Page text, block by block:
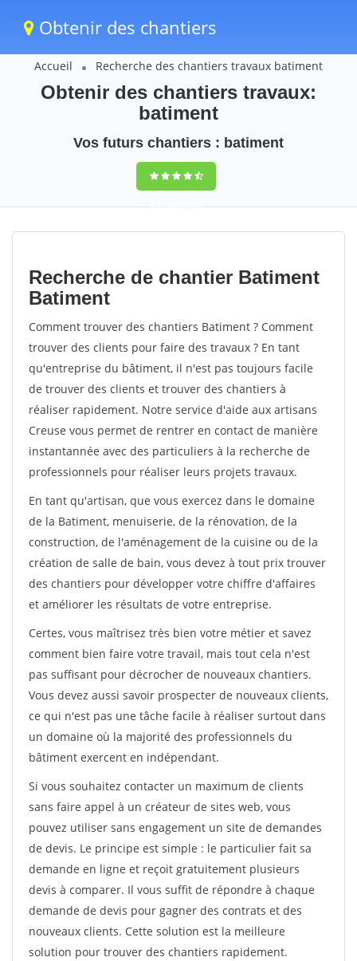
Obtenir des chantiers
Accueil Recherche des chantiers travaux batiment
Obtenir des chantiers travaux:
batiment
Vos futurs chantiers : batiment
9,5(100%)87
votes
Recherche de chantier Batiment
Batiment
Comment trouver des chantiers Batiment ? Comment
trouver des clients pour faire des travaux ? En tant
qu'entreprise du bâtiment, il n'est pas toujours facile
de trouver des clients et trouver des chantiers à
réaliser rapidement. Notre service d'aide aux artisans
Creuse vous permet de rentrer en contact de manière
instantannée avec des particuliers à la recherche de
professionnels pour réaliser leurs projets travaux.
En tant qu'artisan, que vous exercez dans le domaine
de la Batiment, menuiserie, de la rénovation, de la
construction, de l'aménagement de la cuisine ou de la
création de salle de bain, vous devez à tout prix trouver
des chantiers pour développer votre chiffre d'affaires
et améliorer les résultats de votre entreprise.
Certes, vous maîtrisez très bien votre métier et savez
comment bien faire votre travail, mais tout cela n'est
pas suffisant pour décrocher de nouveaux chantiers.
Vous devez aussi savoir prospecter de nouveaux clients,
ce qui n'est pas une tâche facile à réaliser surtout dans
un domaine où la majorité des professionnels du
bâtiment exercent en indépendant.
Si vous souhaitez contacter un maximum de clients
sans faire appel à un créateur de sites web, vous
pouvez utiliser sans engagement un site de demandes
de devis. Le principe est simple : le particulier fait sa
demande en ligne et reçoit gratuitement plusieurs
devis à comparer. Il vous suffit de répondre à chaque
demande de devis pour gagner des contrats et des
nouveaux clients. Cette solution est la meilleure
solution pour trouver des chantiers rapidement.